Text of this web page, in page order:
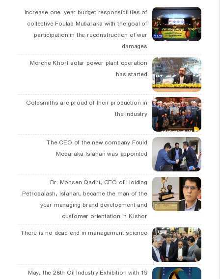
Increase one-year budget responsibilities of
collective Foulad Mubaraka with the goal of
participation in the reconstruction of war
damages
Morche Khort solar power plant operation
has started
Goldsmiths are proud of their production in
the industry
The CEO of the new company Fould
Mobaraka Isfahan was appointed
Dr. Mohsen Qadiri, CEO of Holding
Petropalash, Isfahan, became the man of the
year managing brand development and
customer orientation in Kishor
There is no dead end in management science
19 May, the 28th Oil Industry Exhibition with